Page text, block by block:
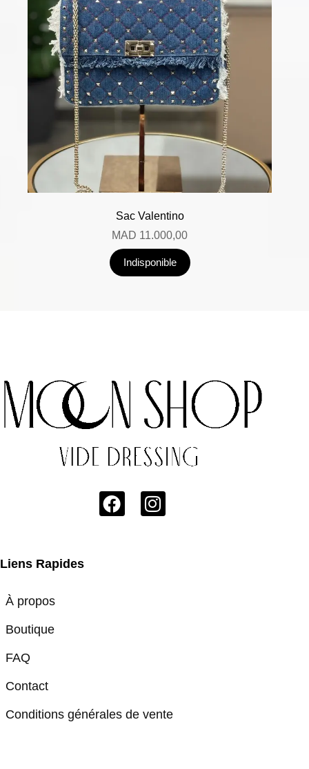
Sac Valentino
MAD 11.000,00
Indisponible
Liens Rapides
À propos
Boutique
FAQ
Contact
Conditions générales de vente